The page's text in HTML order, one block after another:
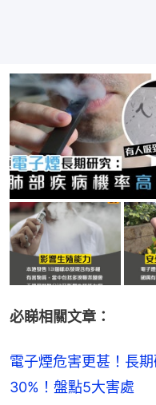
必睇相關文章：
電子煙危害更甚！長
30%！盤點5大害處